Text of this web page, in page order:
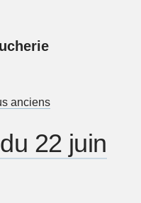
de l'article
anciens
22 juin